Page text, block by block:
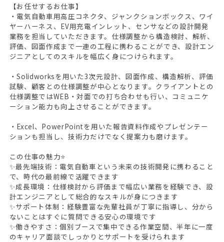
【お任せするお仕事】
・電気自動車用高圧コネクタ、ジャンクションボックス、ワイ
ヤーハーネス、EV用充電インレット、センサなどの設計開発
業務を担当していただきます。仕様調整から構造検討、解析、
評価、図面作成まで一連の工程に携わることができ、設計エン
ジニアとしてのスキルを幅広く身につけられます。
・Solidworksを用いた3次元設計、図面作成、構造解析、評価
試験、顧客との仕様調整が中心となります。クライアントとの
仕様調整ではWEB・対面での打ち合わせも行い、コミュニケ
ーション能力も向上させることができます。
・Excel、PowerPointを用いた報告資料作成やプレゼンテー
ションも担当し、技術力だけでなく提案力も磨けます。
この仕事の魅力⭐
✨最先端技術：電気自動車という未来の技術開発に携わること
で、時代の最前線で活躍できます
✨成長環境：仕様検討から評価まで幅広い業務を経験でき、設
計エンジニアとして総合的なスキルが身につきます
✨サポート体制：経験豊富な先輩社員が丁寧に指導し、分から
ないことはすぐに質問できる安心の環境です
✨働きやすさ：個別ブースで集中できる作業空間、半年に一度
のキャリア面談でしっかりとサポートを受けられます